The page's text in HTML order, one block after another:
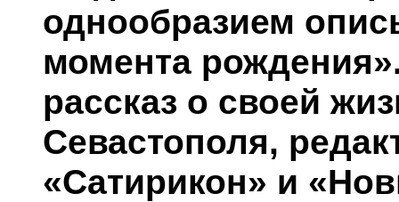
однообразием
момента
рассказ о своей
Севастополя,
«Сатирикон» и